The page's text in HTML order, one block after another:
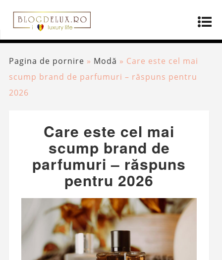
Pagina de pornire » Modă » Care este cel mai
scump brand de parfumuri – răspuns pentru
2026
Care este cel mai
scump brand de
parfumuri – răspuns
pentru 2026